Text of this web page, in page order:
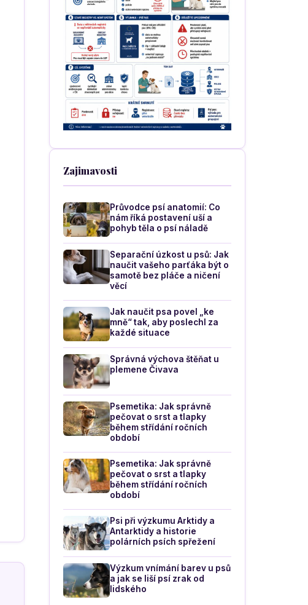
Zajimavosti
Průvodce psí anatomií: Co
nám říká postavení uší a
pohyb těla o psí náladě
Separační úzkost u psů: Jak
naučit vašeho parťáka být o
samotě bez pláče a ničení
věcí
Jak naučit psa povel „ke
mně“ tak, aby poslechl za
každé situace
Správná výchova štěňat u
plemene Čivava
Psemetika: Jak správně
pečovat o srst a tlapky
během střídání ročních
období
Psemetika: Jak správně
pečovat o srst a tlapky
během střídání ročních
období
Psi při výzkumu Arktidy a
Antarktidy a historie
polárních psích spřežení
Výzkum vnímání barev u psů
a jak se liší psí zrak od
lidského